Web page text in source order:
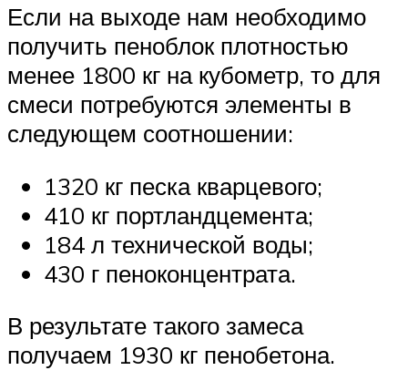
Если на выходе нам необходимо
получить пеноблок плотностью
менее 1800 кг на кубометр, то для
смеси потребуются элементы в
следующем соотношении:
1320 кг песка кварцевого;
410 кг портландцемента;
184 л технической воды;
430 г пеноконцентрата.
В результате такого замеса
получаем 1930 кг пенобетона.